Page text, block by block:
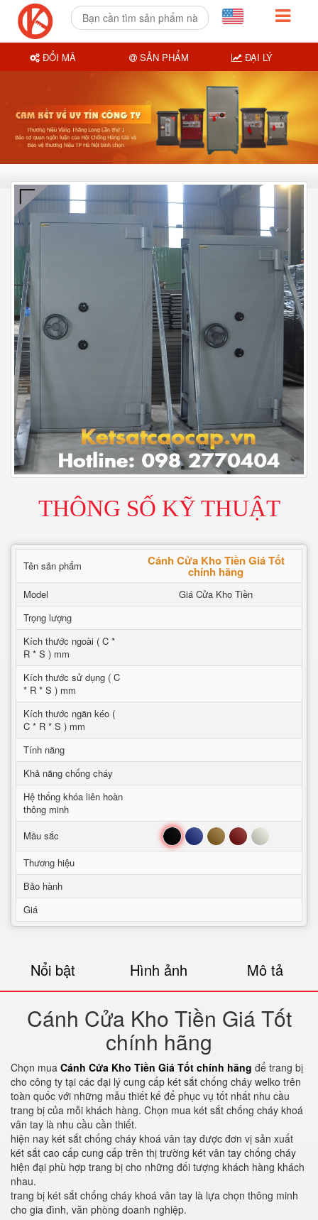
THÔNG SỐ KỸ THUẬT
Tên sản phẩm Cánh Cửa Kho Tiền Giá Tốt
chính hãng
Model
Giá Cửa Kho Tiền
Trọng lượng
Kích thước ngoài ( C *
R * S ) mm
Kích thước sử dụng ( C
* R * S ) mm
Kích thước ngăn kéo (
C * R * S ) mm
Tính năng
Khả năng chống cháy
Hệ thống khóa liên hoàn
thông minh
Mầu sắc
Đen Xanh Nâu Đỏ Trắng
Thương hiệu
Bảo hành
Giá
Nổi bật Hình ảnh Mô tả
Cánh Cửa Kho Tiền Giá Tốt
chính hãng
Chọn mua Cánh Cửa Kho Tiền Giá Tốt chính hãng để trang bị
cho công ty tại các đại lý cung cấp két sắt chống cháy welko trên
toàn quốc với những mẫu thiết kế để phục vụ tốt nhất nhu cầu
trang bị của mỗi khách hàng. Chọn mua két sắt chống cháy khoá
vân tay là nhu cầu cần thiết.
hiện nay két sắt chống cháy khoá vân tay được đơn vị sản xuất
két sắt cao cấp cung cấp trên thị trường két vân tay chống cháy
hiện đại phù hợp trang bị cho những đối tượng khách hàng khách
nhau.
trang bị két sắt chống cháy khoá vân tay là lựa chọn thông minh
cho gia đình, văn phòng doanh nghiệp.
ĐỔI MÃ SẢN PHẨM ĐẠI LÝ